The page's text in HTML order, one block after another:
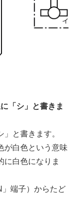
「シ」と書きま
と書きます。
が白色という意味
に白色になりま
端子）からたど